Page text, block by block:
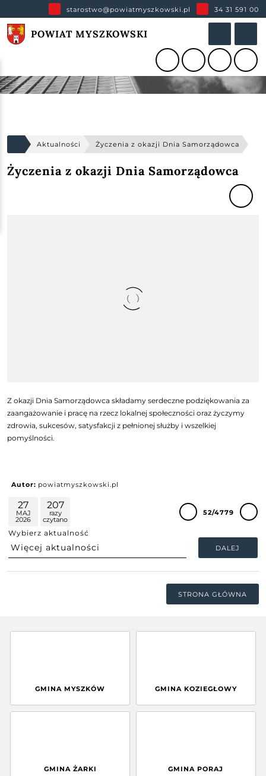
starostwo@powiatmyszkowski.pl 34 31 591 00
POWIAT MYSZKOWSKI
Aktualności Życzenia z okazji Dnia Samorządowca
Życzenia z okazji Dnia Samorządowca
Z okazji Dnia Samorządowca składamy serdeczne podziękowania za
zaangażowanie i pracę na rzecz lokalnej społeczności oraz życzymy
zdrowia, sukcesów, satysfakcji z pełnionej służby i wszelkiej
pomyślności.
Autor: powiatmyszkowski.pl
27
MAJ
2026
207
razy
czytano
Wybierz aktualność
DALEJ
52/4779
STRONA GŁÓWNA
GMINA MYSZKÓW GMINA KOZIEGŁOWY
GMINA ŻARKI GMINA PORAJ